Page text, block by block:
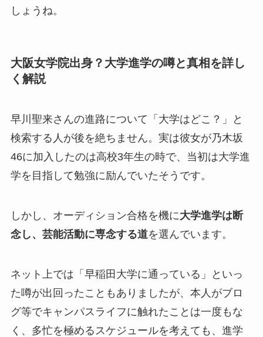
しょうね。
大阪女学院出身？大学進学の噂と真相を詳し
く解説
早川聖来さんの進路について「大学はどこ？」と
検索する人が後を絶ちません。実は彼女が乃木坂
46に加入したのは高校3年生の時で、当初は大学進
学を目指して勉強に励んでいたそうです。
しかし、オーディション合格を機に大学進学は断
念し、芸能活動に専念する道を選んでいます。
ネット上では「早稲田大学に通っている」といっ
た噂が出回ったこともありましたが、本人がブロ
グ等でキャンパスライフに触れたことは一度もな
く、多忙を極めるスケジュールを考えても、進学